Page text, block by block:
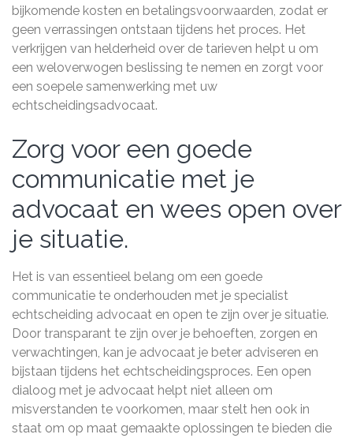
bijkomende kosten en betalingsvoorwaarden, zodat er
geen verrassingen ontstaan tijdens het proces. Het
verkrijgen van helderheid over de tarieven helpt u om
een weloverwogen beslissing te nemen en zorgt voor
een soepele samenwerking met uw
echtscheidingsadvocaat.
Zorg voor een goede
communicatie met je
advocaat en wees open over
je situatie.
Het is van essentieel belang om een goede
communicatie te onderhouden met je specialist
echtscheiding advocaat en open te zijn over je situatie.
Door transparant te zijn over je behoeften, zorgen en
verwachtingen, kan je advocaat je beter adviseren en
bijstaan tijdens het echtscheidingsproces. Een open
dialoog met je advocaat helpt niet alleen om
misverstanden te voorkomen, maar stelt hen ook in
staat om op maat gemaakte oplossingen te bieden die